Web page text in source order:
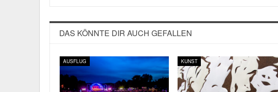
DAS KÖNNTE DIR AUCH GEFALLEN
AUSFLUG KUNST